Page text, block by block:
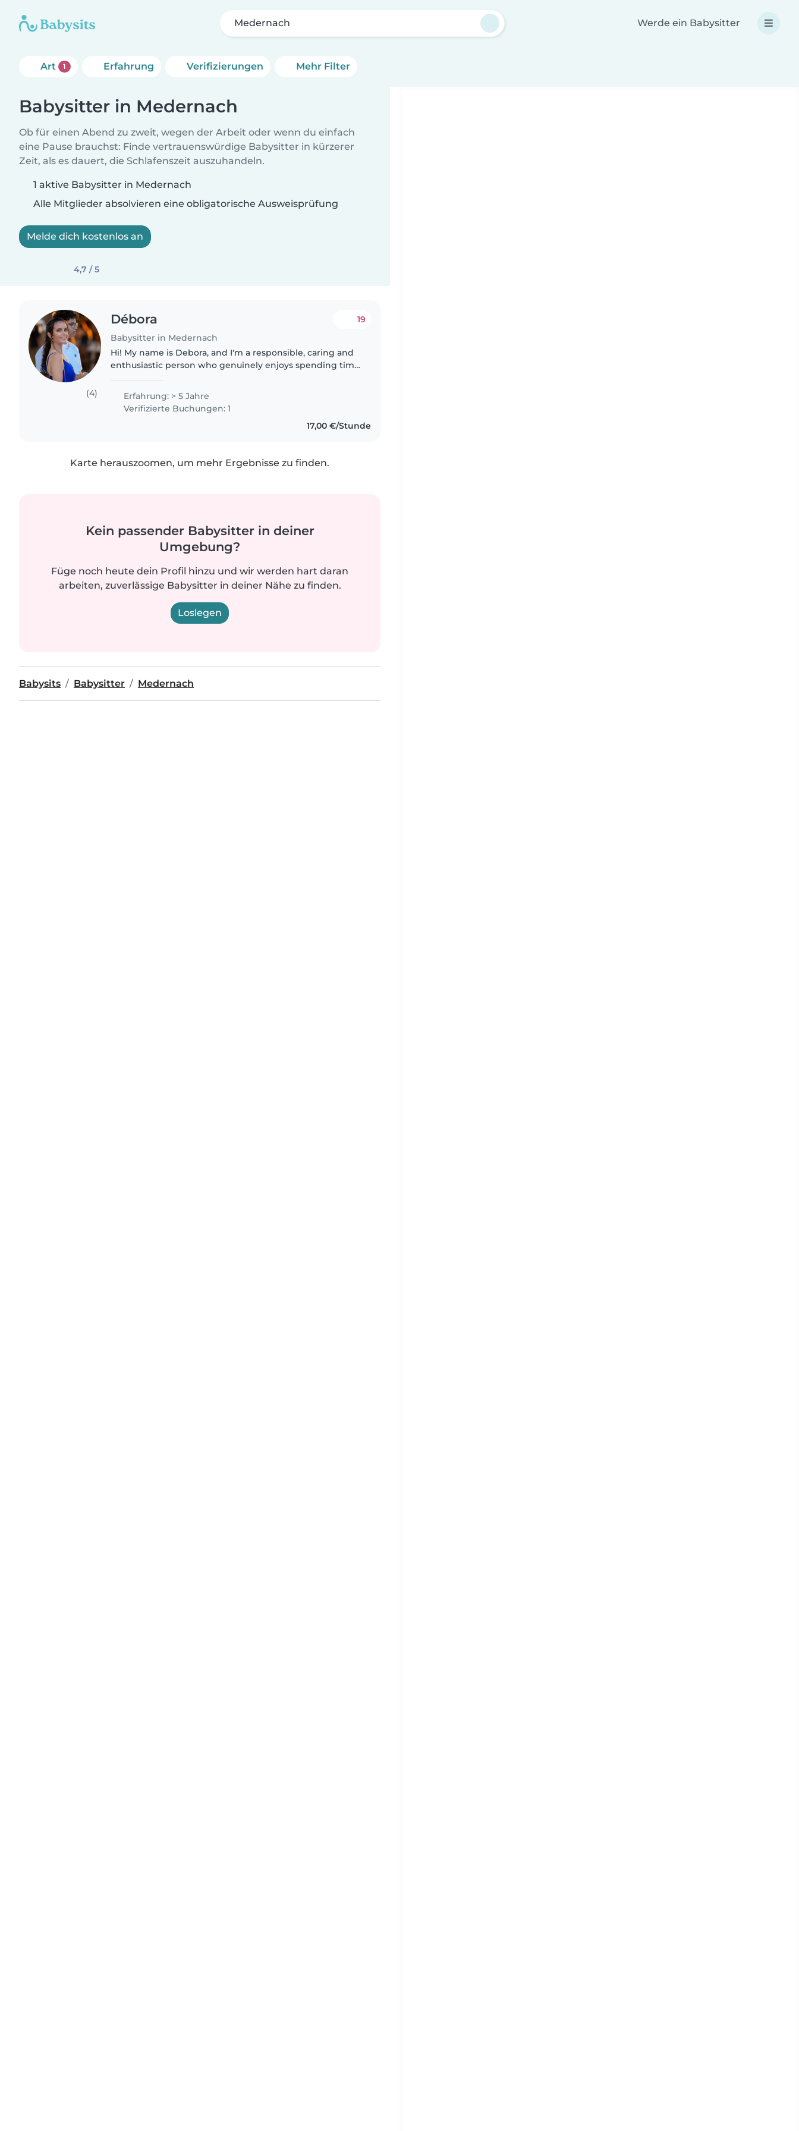
Medernach Werde ein Babysitter
Art 1 Erfahrung Verifizierungen Mehr Filter
Babysitter in Medernach
Ob für einen Abend zu zweit, wegen der Arbeit oder wenn du einfach
eine Pause brauchst: Finde vertrauenswürdige Babysitter in kürzerer
Zeit, als es dauert, die Schlafenszeit auszuhandeln.
1 aktive Babysitter in Medernach
Alle Mitglieder absolvieren eine obligatorische Ausweisprüfung
Melde dich kostenlos an
4,7 / 5
(4)
Débora
Babysitter in Medernach
19
Hi! My name is Debora, and I'm a responsible, caring and
enthusiastic person who genuinely enjoys spending time
with children..
Erfahrung: > 5 Jahre
Verifizierte Buchungen: 1
17,00 €/Stunde
Karte herauszoomen, um mehr Ergebnisse zu finden.
Kein passender Babysitter in deiner
Umgebung?
Füge noch heute dein Profil hinzu und wir werden hart daran
arbeiten, zuverlässige Babysitter in deiner Nähe zu finden.
Loslegen
Babysits Babysitter Medernach